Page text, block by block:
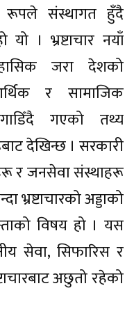
रूपले संस्थागत हुँदै
यो । भ्रष्टाचार नयाँ
जरा देशको
र सामाजिक
गएको तथ्य
देखिन्छ । सरकारी
र जनसेवा संस्थाहरू
भ्रष्टाचारको अड्डाको
विषय हो । यस
सेवा, सिफारिस र
अछुतो रहेको